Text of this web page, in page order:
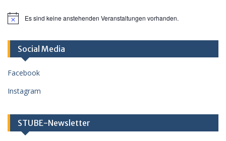
H
s
Es sind keine anstehenden Veranstaltungen vorhanden.
Social Media
Facebook
Instagram
STUBE-Newsletter